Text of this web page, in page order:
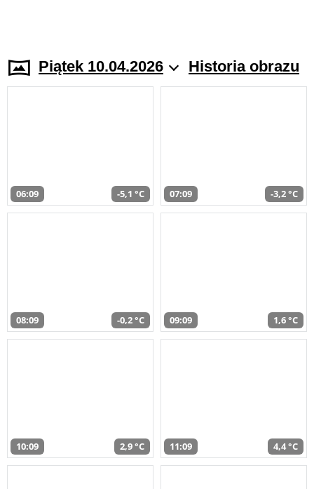
Piątek 10.04.2026 Historia obrazu
06:09 -5,1 °C 07:09 -3,2 °C
08:09 -0,2 °C 09:09 1,6 °C
10:09 2,9 °C 11:09 4,4 °C